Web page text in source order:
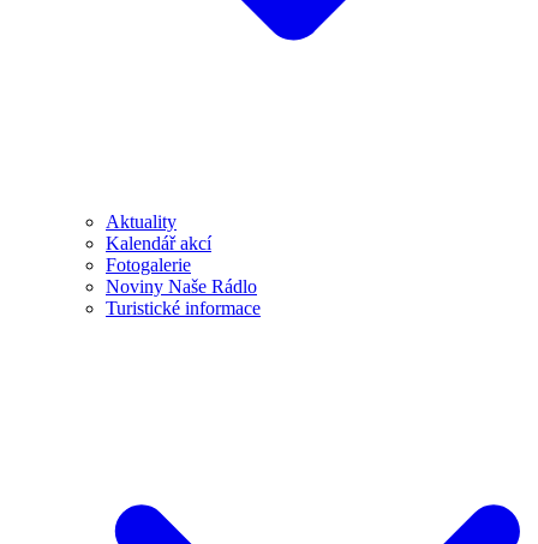
Aktuality
Kalendář akcí
Fotogalerie
Noviny Naše Rádlo
Turistické informace